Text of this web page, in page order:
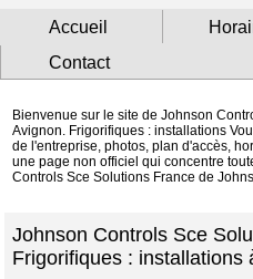
Accueil
Contact
Bienvenue sur le site de Johnson
Avignon. Frigorifiques : installations
de l'entreprise, photos, plan d'accès,
une page non officiel qui concentre
Controls Sce Solutions France de
Johnson Controls Sce
Frigorifiques : installations